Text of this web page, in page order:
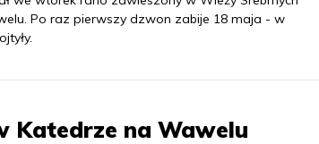
Po raz pierwszy dzwon zabije 18 maja - w
Katedrze na Wawelu